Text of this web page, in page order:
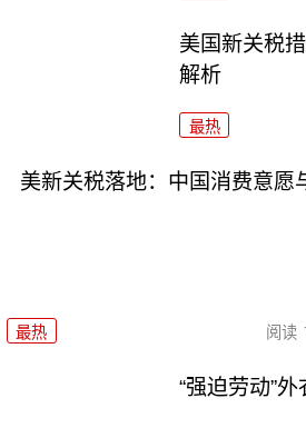
美国新关税
解析
最热
美新关税落地：中国消费意愿
最热 阅读
“强迫劳动”